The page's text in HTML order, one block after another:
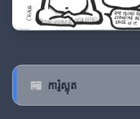
📰 ការ៉ូស្លុត